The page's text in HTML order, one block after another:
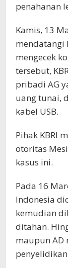
penahanan
Kamis, 13
mendatangi
mengecek
tersebut,
pribadi AG
uang tunai,
kabel USB.
Pihak KBRI
otoritas
kasus ini.
Pada 16
Indonesia
kemudian
ditahan.
maupun AD